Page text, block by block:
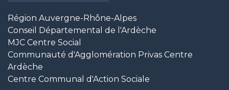
Région Auvergne-Rhône-Alpes
Conseil Départemental de l'Ardèche
MJC Centre Social
Communauté d'Agglomération Privas Centre
Ardèche
Centre Communal d'Action Sociale